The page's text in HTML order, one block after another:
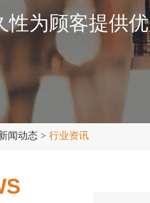
性为顾客提供
闻动态 > 行业资讯